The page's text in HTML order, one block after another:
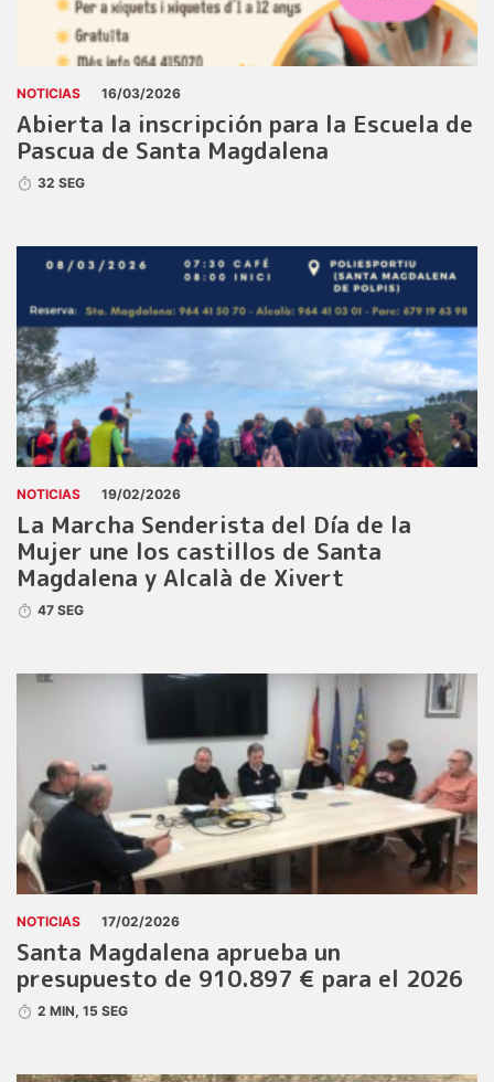
NOTICIAS 16/03/2026
Abierta la inscripción para la Escuela de
Pascua de Santa Magdalena
32 SEG
NOTICIAS 19/02/2026
La Marcha Senderista del Día de la
Mujer une los castillos de Santa
Magdalena y Alcalà de Xivert
47 SEG
NOTICIAS 17/02/2026
Santa Magdalena aprueba un
presupuesto de 910.897 € para el 2026
2 MIN, 15 SEG